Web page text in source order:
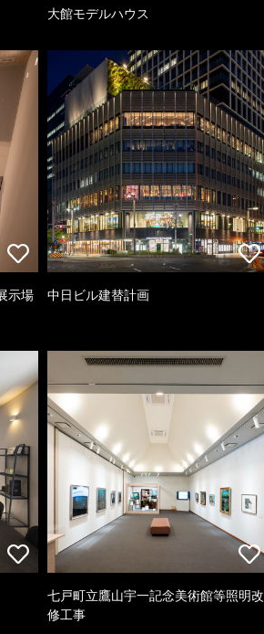
大館モデルハウス
示場 中日ビル建替計画
七戸町立鷹山宇一記念美術館等照明改
修工事